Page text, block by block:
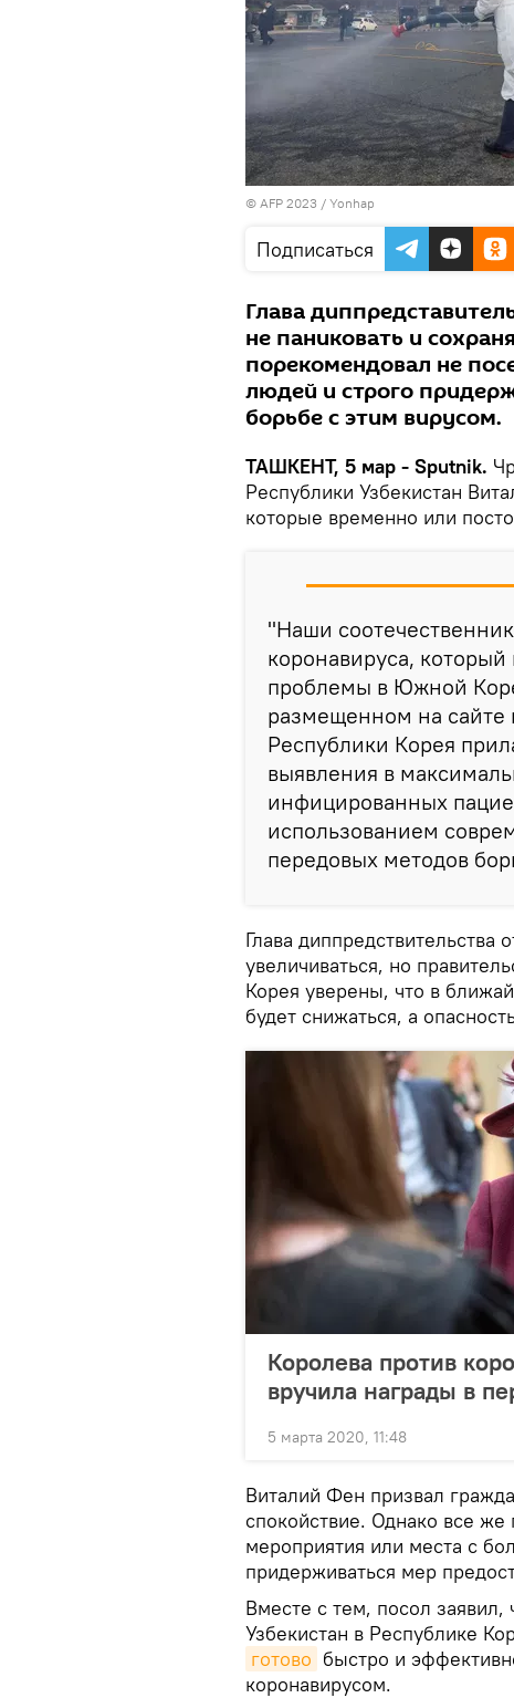
© AFP 2023 / Yonhap
Подписаться
Глава
не паниковать и
порекомендовал не
людей и строго
борьбе с этим вирусом.
ТАШКЕНТ, 5 мар - Sputnik.
Республики Узбекистан
которые временно или
"Наши
коронавируса,
проблемы в Южной
размещенном на сайте
Республики Корея
выявления в
инфицированных
использованием
передовых методов
Глава
увеличиваться, но
Корея уверены, что в
будет снижаться, а
Королева против
вручила награды в
5 марта 2020, 11:48
Виталий Фен призвал
спокойствие. Однако все
мероприятия или места с
придерживаться мер
Вместе с тем, посол заявил,
Узбекистан в Республике
готово быстро и
коронавирусом.